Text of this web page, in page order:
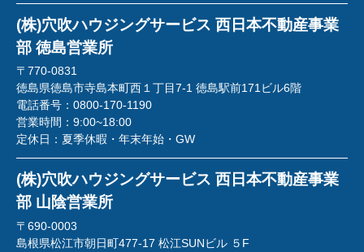
(株)穴吹ハウジングサービス 西日本不動産事業
部 徳島営業所
〒770-0831
徳島県徳島市寺島本町西１丁目7-1 徳島駅前171ビル6階
電話番号： 0800-170-1190
営業時間： 9:00~18:00
定休日： 夏季休暇・年末年始・GW
(株)穴吹ハウジングサービス 西日本不動産事業
部 山陰営業所
〒690-0003
島根県松江市朝日町477-17 松江SUNビル ５F